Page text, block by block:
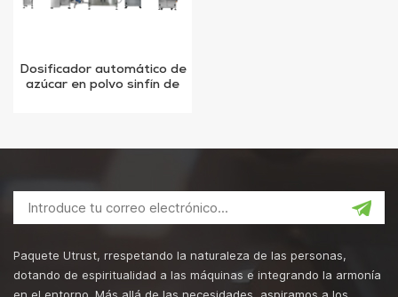
Dosificador automático de
azúcar en polvo sinfín de
Paquete Utrust, rrespetando la naturaleza de las personas,
dotando de espiritualidad a las máquinas e integrando la armonía
en el entorno. Más allá de las necesidades, aspiramos a los